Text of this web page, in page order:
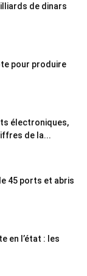
de dinars
pour produire
électroniques,
de la...
45 ports et abris
en l’état : les